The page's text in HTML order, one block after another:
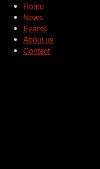
Home
News
Events
About us
Contact